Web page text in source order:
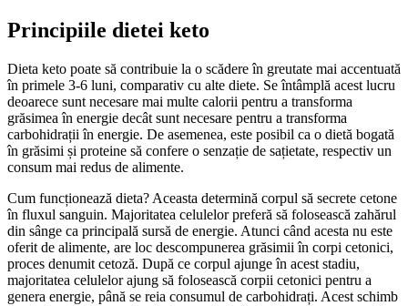
Principiile dietei keto
Dieta keto poate să contribuie la o scădere în greutate mai accentuată
în primele 3-6 luni, comparativ cu alte diete. Se întâmplă acest lucru
deoarece sunt necesare mai multe calorii pentru a transforma
grăsimea în energie decât sunt necesare pentru a transforma
carbohidrații în energie. De asemenea, este posibil ca o dietă bogată
în grăsimi și proteine să confere o senzație de sațietate, respectiv un
consum mai redus de alimente.
Cum funcționează dieta? Aceasta determină corpul să secrete cetone
în fluxul sanguin. Majoritatea celulelor preferă să folosească zahărul
din sânge ca principală sursă de energie. Atunci când acesta nu este
oferit de alimente, are loc descompunerea grăsimii în corpi cetonici,
proces denumit cetoză. După ce corpul ajunge în acest stadiu,
majoritatea celulelor ajung să folosească corpii cetonici pentru a
genera energie, până se reia consumul de carbohidrați. Acest schimb